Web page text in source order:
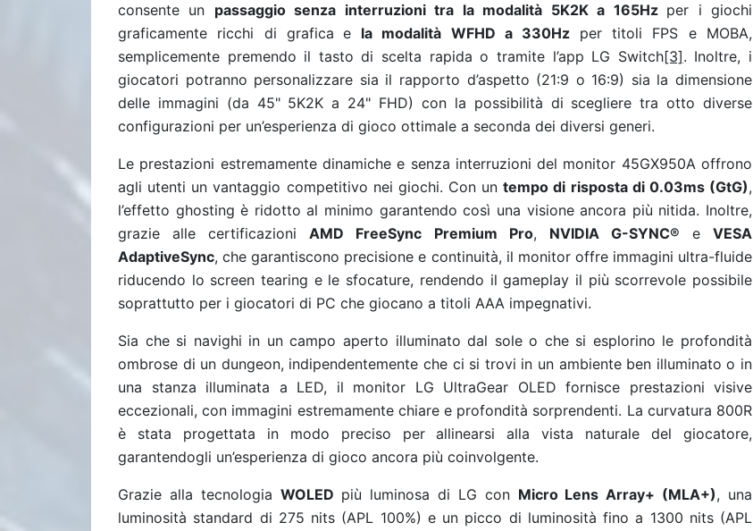
consente un passaggio senza interruzioni tra la modalità 5K2K a 165Hz per i giochi
graficamente ricchi di grafica e la modalità WFHD a 330Hz per titoli FPS e MOBA,
semplicemente premendo il tasto di scelta rapida o tramite l’app LG Switch[3]. Inoltre, i
giocatori potranno personalizzare sia il rapporto d’aspetto (21:9 o 16:9) sia la dimensione
delle immagini (da 45" 5K2K a 24" FHD) con la possibilità di scegliere tra otto diverse
configurazioni per un’esperienza di gioco ottimale a seconda dei diversi generi.
Le prestazioni estremamente dinamiche e senza interruzioni del monitor 45GX950A offrono
agli utenti un vantaggio competitivo nei giochi. Con untempo di risposta di 0.03ms (GtG),
l’effetto ghosting è ridotto al minimo garantendo così una visione ancora più nitida. Inoltre,
grazie alle certificazioniAMD FreeSync Premium Pro, NVIDIA G-SYNC® eVESA
AdaptiveSync, che garantiscono precisione e continuità, il monitor offre immagini ultra-fluide
riducendo lo screen tearing e le sfocature, rendendo il gameplay il più scorrevole possibile
soprattutto per i giocatori di PC che giocano a titoli AAA impegnativi.
Sia che si navighi in un campo aperto illuminato dal sole o che si esplorino le profondità
ombrose di un dungeon, indipendentemente che ci si trovi in un ambiente ben illuminato o in
una stanza illuminata a LED, il monitor LG UltraGear OLED fornisce prestazioni visive
eccezionali, con immagini estremamente chiare e profondità sorprendenti. La curvatura 800R
è stata progettata in modo preciso per allinearsi alla vista naturale del giocatore,
garantendogli un’esperienza di gioco ancora più coinvolgente.
Grazie alla tecnologia WOLED più luminosa di LG con Micro Lens Array+ (MLA+), una
luminosità standard di 275 nits (APL 100%) e un picco di luminosità fino a 1300 nits (APL